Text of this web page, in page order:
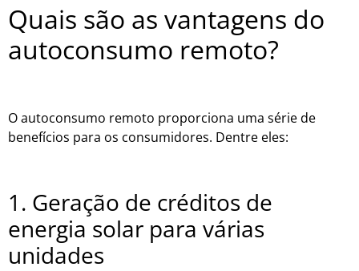
Quais são as vantagens do
autoconsumo remoto?
O autoconsumo remoto proporciona uma série de
benefícios para os consumidores. Dentre eles:
1. Geração de créditos de
energia solar para várias
unidades